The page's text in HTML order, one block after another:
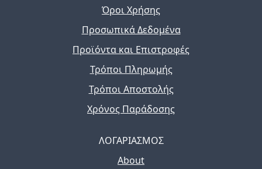
Όροι Χρήσης
Προσωπικά Δεδομένα
Προϊόντα και Επιστροφές
Τρόποι Πληρωμής
Τρόποι Αποστολής
Χρόνος Παράδοσης
ΛΟΓΑΡΙΑΣΜΟΣ
About